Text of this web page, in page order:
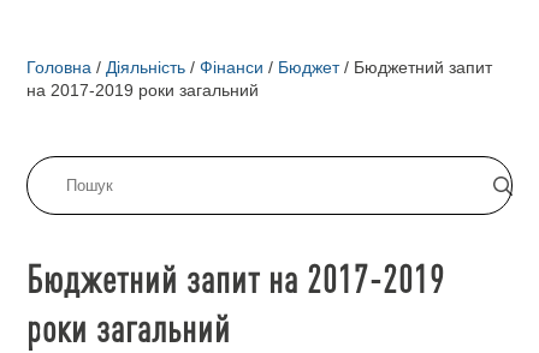
Головна / Діяльність / Фінанси / Бюджет / Бюджетний запит
на 2017-2019 роки загальний
Бюджетний запит на 2017-2019
роки загальний